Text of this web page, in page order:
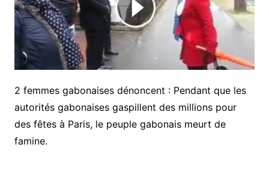
2 femmes gabonaises dénoncent : Pendant que les
autorités gabonaises gaspillent des millions pour
des fêtes à Paris, le peuple gabonais meurt de
famine.